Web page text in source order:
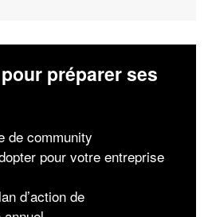
préparer ses
de community
pour votre entreprise
d’action de